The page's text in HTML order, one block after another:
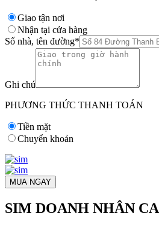
Giao tận nơi
Nhận tại cửa hàng
Số nhà, tên đường*
Ghi chú
PHƯƠNG THỨC THANH TOÁN
Tiền mặt
Chuyển khoản
MUA NGAY
SIM DOANH NHÂN